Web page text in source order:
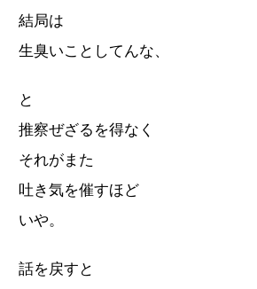
結局は
生臭いことしてんな、
と
推察ぜざるを得なく
それがまた
吐き気を催すほど
いや。
話を戻すと